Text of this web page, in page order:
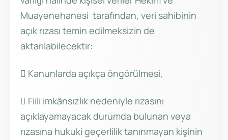
Muayenehanesi tarafından, veri sahibinin
açık rızası temin edilmeksizin de
aktarılabilecektir:
 Kanunlarda açıkça öngörülmesi,
 Fiili imkânsızlık nedeniyle rızasını
açıklayamayacak durumda bulunan veya
rızasına hukuki geçerlilik tanınmayan kişinin